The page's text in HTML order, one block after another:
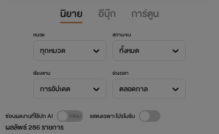
นิยาย อีบุ๊ก การ์ตูน
หมวด
ทุกหมวด
สถานะจบ
ทั้งหมด
เรียงตาม
การอัปเดต
ช่วงเวลา
ตลอดกาล
ผลลัพธ์286รายการ
ซ่อนผลงานที่ใช้ปก AI แสดงเฉพาะโปรโมชัน